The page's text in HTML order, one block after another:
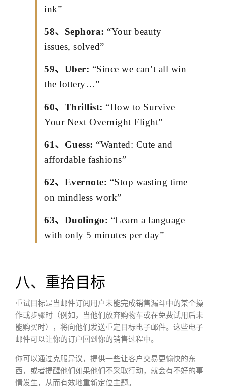
ink”
58、Sephora: “Your beauty
issues, solved”
59、Uber: “Since we can’t all win
the lottery…”
60、Thrillist: “How to Survive
Your Next Overnight Flight”
61、Guess: “Wanted: Cute and
affordable fashions”
62、Evernote: “Stop wasting time
on mindless work”
63、Duolingo: “Learn a language
with only 5 minutes per day”
八、重拾目标
重试目标是当邮件订阅用户未能完成销售漏斗中的某个操
作或步骤时（例如，当他们放弃购物车或在免费试用后未
能购买时），将向他们发送重定目标电子邮件。这些电子
邮件可以让你的订户回到你的销售过程中。
你可以通过克服异议，提供一些让客户交易更愉快的东
西，或者提醒他们如果他们不采取行动，就会有不好的事
情发生，从而有效地重新定位主题。